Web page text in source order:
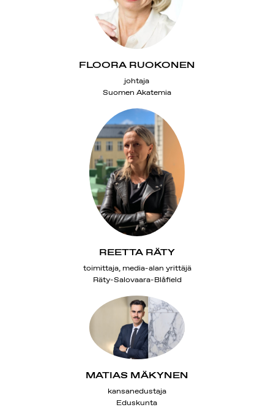
FLOORA RUOKONEN
johtaja
Suomen Akatemia
REETTA RÄTY
toimittaja, media-alan yrittäjä
Räty-Salovaara-Blåfield
MATIAS MÄKYNEN
kansanedustaja
Eduskunta